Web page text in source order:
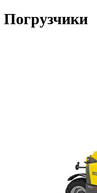
Погрузчики